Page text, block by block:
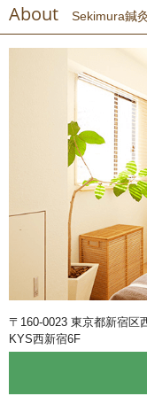
About Sekimura鍼
〒160-0023 東京都新宿区
KYS西新宿6F